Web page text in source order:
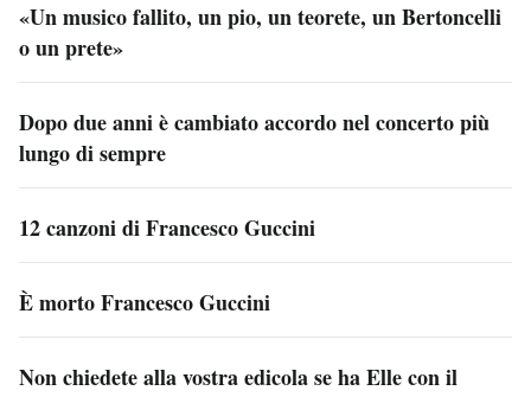
«Un musico fallito, un pio, un teorete, un Bertoncelli
o un prete»
Dopo due anni è cambiato accordo nel concerto più
lungo di sempre
12 canzoni di Francesco Guccini
È morto Francesco Guccini
Non chiedete alla vostra edicola se ha Elle con il